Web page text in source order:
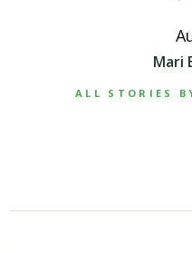
Mari
ALL STORIES